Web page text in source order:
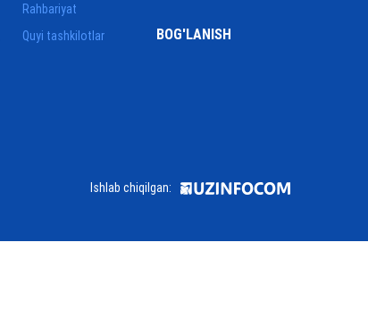
Rahbariyat
Quyi tashkilotlar
BOG'LANISH
Ishlab chiqilgan: